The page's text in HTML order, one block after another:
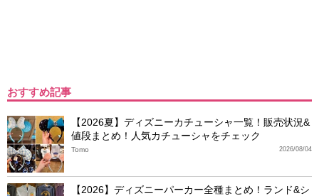
おすすめ記事
【2026夏】ディズニーカチューシャ一覧！販売状況&
値段まとめ！人気カチューシャをチェック
2026/08/04
Tomo
【2026】ディズニーパーカー全種まとめ！ランド&シ